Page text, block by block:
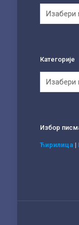
Категорије
Избор
Ћирилица |